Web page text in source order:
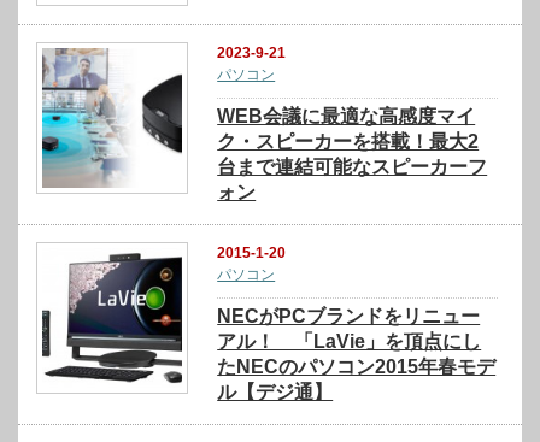
2023-9-21
パソコン
WEB会議に最適な高感度マイ
ク・スピーカーを搭載！最大2
台まで連結可能なスピーカーフ
ォン
2015-1-20
パソコン
NECがPCブランドをリニュー
アル！ 「LaVie」を頂点にし
たNECのパソコン2015年春モデ
ル【デジ通】